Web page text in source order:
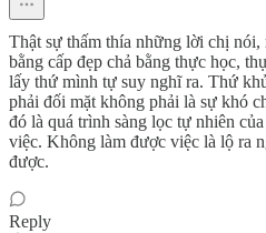
Thật sự thấm thía những lời chị
bằng cấp đẹp chả bằng thực học,
lấy thứ mình tự suy nghĩ ra. Thứ
phải đối mặt không phải là sự khó
đó là quá trình sàng lọc tự nhiên
việc. Không làm được việc là lộ ra
được.
Reply